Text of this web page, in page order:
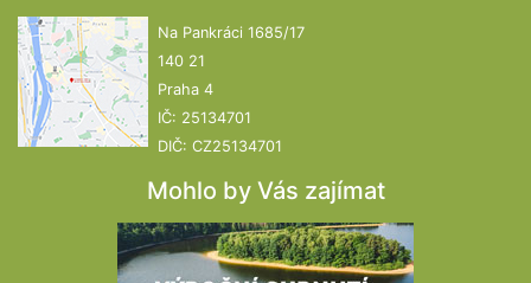
Na Pankráci 1685/17
140 21
Praha 4
IČ: 25134701
DIČ: CZ25134701
Mohlo by Vás zajímat